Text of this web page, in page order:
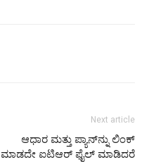
Next article
ಆಧಾರ ಮತ್ತು ಪ್ಯಾನ್​ನ್ನು ಲಿಂಕ್​
ಮಾಡದೇ ಐಟಿಆರ್​ ಫೈಲ್​ ಮಾಡಿದರೆ